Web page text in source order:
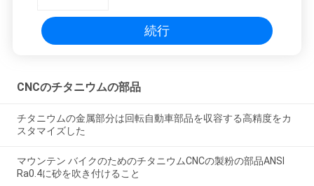
続行
CNCのチタニウムの部品
チタニウムの金属部分は回転自動車部品を収容する高精度をカ
スタマイズした
マウンテン バイクのためのチタニウムCNCの製粉の部品ANSI
Ra0.4に砂を吹き付けること